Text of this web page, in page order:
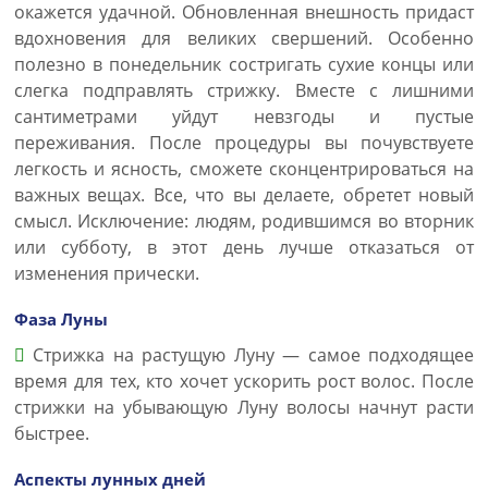
окажется удачной. Обновленная внешность придаст
вдохновения для великих свершений. Особенно
полезно в понедельник состригать сухие концы или
слегка подправлять стрижку. Вместе с лишними
сантиметрами уйдут невзгоды и пустые
переживания. После процедуры вы почувствуете
легкость и ясность, сможете сконцентрироваться на
важных вещах. Все, что вы делаете, обретет новый
смысл. Исключение: людям, родившимся во вторник
или субботу, в этот день лучше отказаться от
изменения прически.
Фаза Луны
Стрижка на растущую Луну — самое подходящее
время для тех, кто хочет ускорить рост волос. После
стрижки на убывающую Луну волосы начнут расти
быстрее.
Аспекты лунных дней